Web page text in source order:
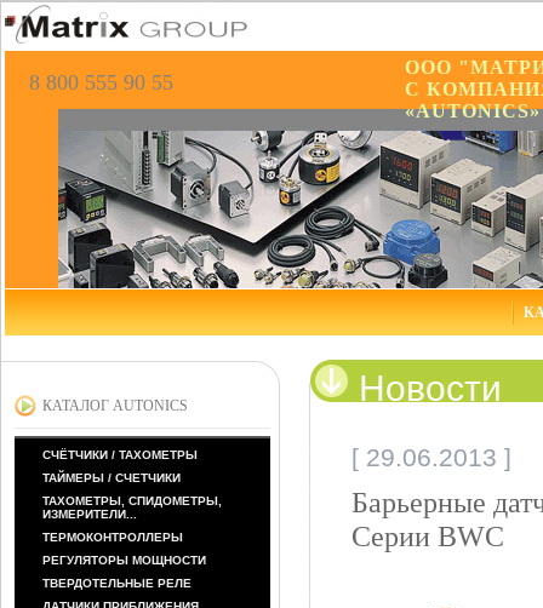
ООО
С
«AUTONICS»
8 800 555 90 55
КАТАЛОГ AUTONICS
СЧЁТЧИКИ / ТАХОМЕТРЫ
ТАЙМЕРЫ / СЧЕТЧИКИ
ТАХОМЕТРЫ, СПИДОМЕТРЫ,
ИЗМЕРИТЕЛИ...
ТЕРМОКОНТРОЛЛЕРЫ
РЕГУЛЯТОРЫ МОЩНОСТИ
ТВЕРДОТЕЛЬНЫЕ РЕЛЕ
Новости
[ 29.06.2013 ]
Барьерные
Серии BWC